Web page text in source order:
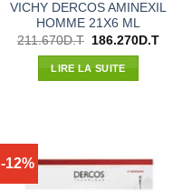
VICHY DERCOS AMINEXIL
HOMME 21X6 ML
211.670D.T
Le
initial
était :
186.270D.TLe
LIRE LA SUITE
-12%